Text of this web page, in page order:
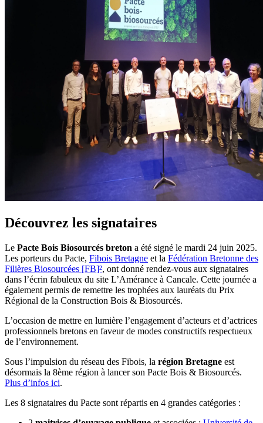
Découvrez les signataires
Le Pacte Bois Biosourcés breton a été signé le mardi 24 juin 2025.
Les porteurs du Pacte, Fibois Bretagne et la Fédération Bretonne des
Filières Biosourcées [FB]², ont donné rendez-vous aux signataires
dans l’écrin fabuleux du site L’Amérance à Cancale. Cette journée a
également permis de remettre les trophées aux lauréats du Prix
Régional de la Construction Bois & Biosourcés.
L’occasion de mettre en lumière l’engagement d’acteurs et d’actrices
professionnels bretons en faveur de modes constructifs respectueux
de l’environnement.
Sous l’impulsion du réseau des Fibois, la région Bretagne est
désormais la 8ème région à lancer son Pacte Bois & Biosourcés.
Plus d’infos ici.
Les 8 signataires du Pacte sont répartis en 4 grandes catégories :